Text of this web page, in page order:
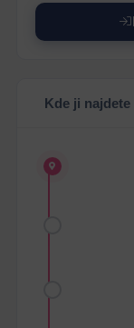
Kde ji najdete